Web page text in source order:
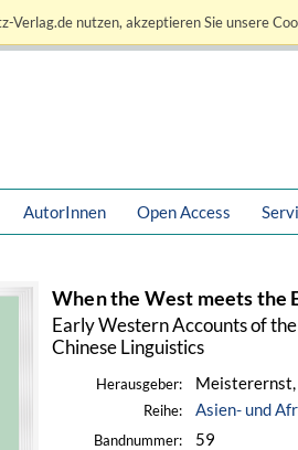
nutzen, akzeptieren Sie unsere
AutorInnen Open Access
When the West meets the
Early Western Accounts of
Chinese Linguistics
Herausgeber: Meisterernst,
Reihe: Asien- und
Bandnummer: 59